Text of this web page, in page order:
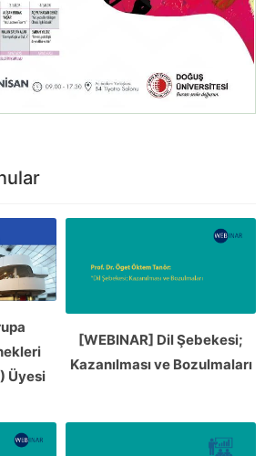
Üyesi
[WEBINAR] Dil Şebekesi;
Kazanılması ve Bozulmaları